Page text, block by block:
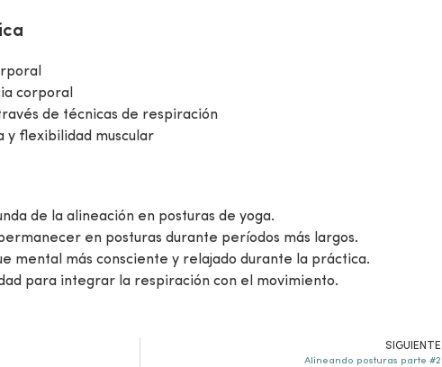
corporal
de técnicas de respiración
y flexibilidad muscular
de la alineación en posturas de yoga.
en posturas durante períodos más largos.
mental más consciente y relajado durante la práctica.
para integrar la respiración con el movimiento.
SIGUIENTE
Alineando posturas parte #2